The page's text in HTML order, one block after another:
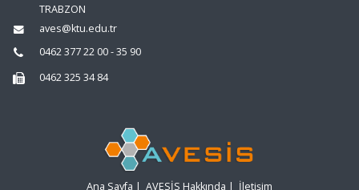
TRABZON
aves@ktu.edu.tr
0462 377 22 00 - 35 90
0462 325 34 84
Ana Sayfa | AVESİS Hakkında | İletişim